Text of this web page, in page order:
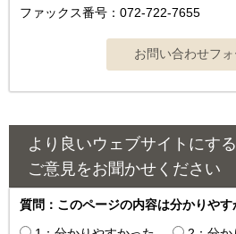
ファックス番号：072-722-7655
より良いウェブサイトにす
ご意見をお聞かせください
質問：このページの内容は分かりやす